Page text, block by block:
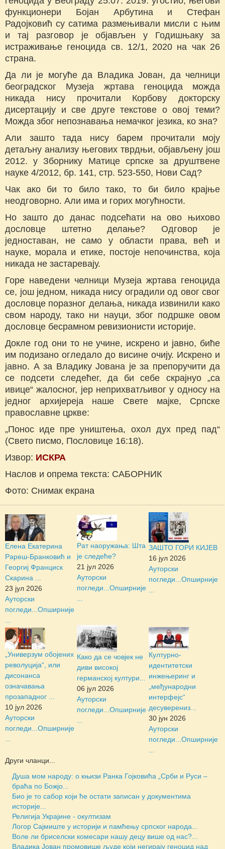
функционери Бојан Арбутина и Стефан
Радојковић су сатима размењивали мисли с њим
и тај разговор је објављен у Годишњаку за
истраживање геноцида св. 12/1, 2020 на чак 26
страна.
Да ли је могуће да Владика Јован, да челници
београдског Музеја жртава геноцида можда
никада нису прочитали Корбову докторску
дисертацију и све друге текстове о овој теми?
Можда због непознавања немачког језика, ко зна?
Али зашто тада нису барем прочитали моју
детаљну анализу његових тврдњи, објављену још
2012. у Зборнику Матице српске за друштвене
науке 4/2012, бр. 141, стр. 523-550, Нови Сад?
Чак ако би то било тако, то би било крајње
неодговорно. Али има и горих могућности.
Но зашто до данас подсећати на ово њихово
дословце штетно делање? Одговор је
једноставан, не само у области права, већ и
науке, морала и етике, постоје непочинства, која
никада не застаревају.
Горе наведени челници Музеја жртава геноцида
се, још једном, никада нису оградили од овог свог
дословце поразног делања, никада извинили како
свом народу, тако ни науци, због подршке овом
дословце бесрамном ревизионисти историје.
Докле год они то не учине, искрено и јавно, биће
им подизано огледало до висине очију. Искрено и
јавно. А за Владику Јована је за препоручити да
се подсети следећег, да би себе скрајнуо „са
ивице“ жалосног, јер неприхватљивог у односу на
једног архијереја наше Свете мајке, Српске
православне цркве:
„Понос иде пре уништења, охол дух пред пад“
(Свето писмо, Пословице 16:18).
Извор: ИСКРА
Наслов и опрема текста: САБОРНИК
Фото: Снимак екрана
Елена Екатерина
Рареш-Бранковић и
Георгиј Франциск
Скарина ...
23 јул 2026
Ауторски
погледи... Опширније
Рат наоружања: Шта
је следеће?
21 јул 2026
Ауторски
погледи... Опширније
ЗАШТО ГОРИ КИЈЕВ
16 јул 2026
Ауторски
погледи... Опширније
„Универзум обојених
револуција“, или
дисонанса
означавања
прозападног ...
10 јул 2026
Ауторски
погледи... Опширније
Како да се човјек не
диви високој
германској култури...
06 јул 2026
Ауторски
погледи... Опширније
Културно-
идентитетски
инжењеринг и
„међународни
интерфејс“
десуверениз...
30 јун 2026
Ауторски
погледи... Опширније
Други чланци...
Душа мом народу: о књизи Ранка Гојковића „Срби и Руси –
браћа по Божјо...
Био је то сабор који ће остати записан у документима
историје...
Религија Украјине - окултизам
Логор Сајмиште у историји и памћењу српског народа...
Воле ли бриселски комесари нашу децу више од нас?...
Владика Јован промовише људе који негирају геноцид над